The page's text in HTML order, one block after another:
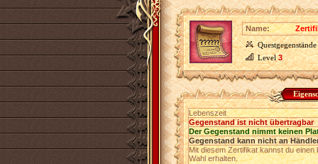
Name:
Questgegenstände
Level3
Lebenszeit
Gegenstand ist nicht übertragbar
Der Gegenstand nimmt keinen
Gegenstand kann nicht an
Mit diesem Zertifikat kannst du
Wahl erhalten.